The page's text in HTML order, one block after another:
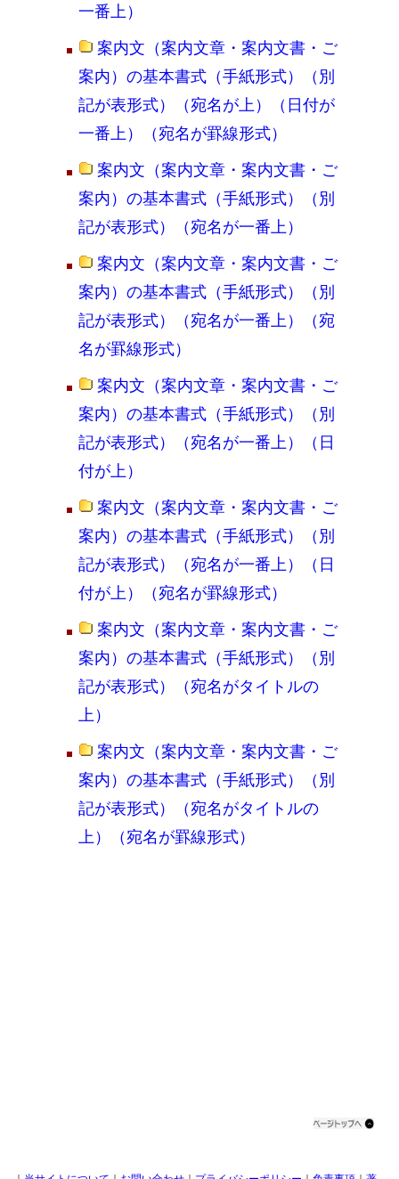
一番上）
案内文（案内文章・案内文書・ご
案内）の基本書式（手紙形式）（別
記が表形式）（宛名が上）（日付が
一番上）（宛名が罫線形式）
案内文（案内文章・案内文書・ご
案内）の基本書式（手紙形式）（別
記が表形式）（宛名が一番上）
案内文（案内文章・案内文書・ご
案内）の基本書式（手紙形式）（別
記が表形式）（宛名が一番上）（宛
名が罫線形式）
案内文（案内文章・案内文書・ご
案内）の基本書式（手紙形式）（別
記が表形式）（宛名が一番上）（日
付が上）
案内文（案内文章・案内文書・ご
案内）の基本書式（手紙形式）（別
記が表形式）（宛名が一番上）（日
付が上）（宛名が罫線形式）
案内文（案内文章・案内文書・ご
案内）の基本書式（手紙形式）（別
記が表形式）（宛名がタイトルの
上）
案内文（案内文章・案内文書・ご
案内）の基本書式（手紙形式）（別
記が表形式）（宛名がタイトルの
上）（宛名が罫線形式）